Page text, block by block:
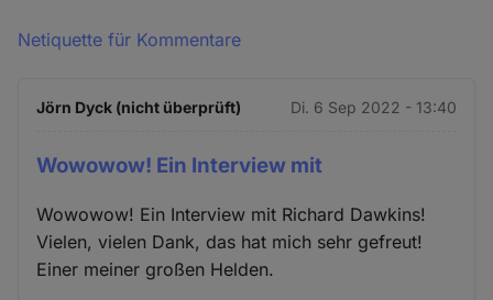
Netiquette für Kommentare
Jörn Dyck (nicht überprüft) Di. 6 Sep 2022 - 13:40
Wowowow! Ein Interview mit
Wowowow! Ein Interview mit Richard Dawkins!
Vielen, vielen Dank, das hat mich sehr gefreut!
Einer meiner großen Helden.